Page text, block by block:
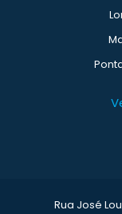
Rua José